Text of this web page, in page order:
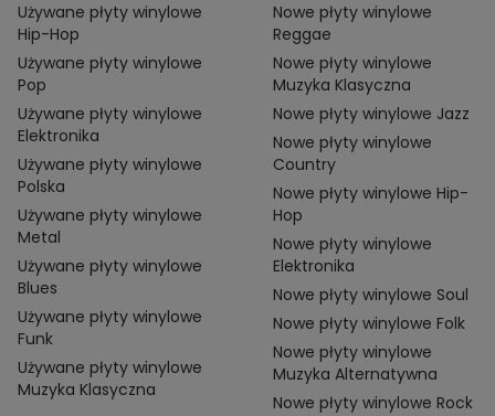
Używane płyty winylowe
Hip-Hop
Używane płyty winylowe
Pop
Używane płyty winylowe
Elektronika
Używane płyty winylowe
Polska
Używane płyty winylowe
Metal
Używane płyty winylowe
Blues
Używane płyty winylowe
Funk
Używane płyty winylowe
Muzyka Klasyczna
Nowe płyty winylowe
Reggae
Nowe płyty winylowe
Muzyka Klasyczna
Nowe płyty winylowe Jazz
Nowe płyty winylowe
Country
Nowe płyty winylowe Hip-
Hop
Nowe płyty winylowe
Elektronika
Nowe płyty winylowe Soul
Nowe płyty winylowe Folk
Nowe płyty winylowe
Muzyka Alternatywna
Nowe płyty winylowe Rock